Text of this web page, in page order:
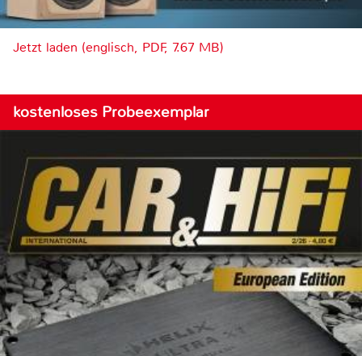
Jetzt laden (englisch, PDF, 7.67 MB)
kostenloses Probeexemplar